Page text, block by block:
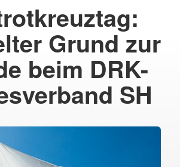
Grund zur
beim DRK-
SH